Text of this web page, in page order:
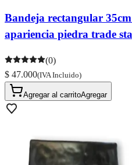
Bandeja rectangular
apariencia piedra trade
(0)
$ 47.000(IVA Incluido)
Agregar al carritoAgregar